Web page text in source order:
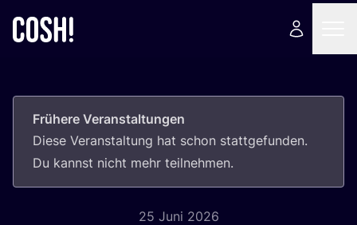
Frühere Veranstaltungen
Die­se Ver­an­stal­tung hat schon statt­ge­fun­den.
Du kannst nicht mehr teilnehmen.
25 Juni 2026